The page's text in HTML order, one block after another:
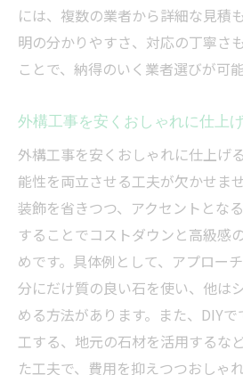
には、複数の業者から詳細な見積
明の分かりやすさ、対応の丁寧さ
ことで、納得のいく業者選びが可能
外構工事を安くおしゃれに仕上
外構工事を安くおしゃれに仕上げ
能性を両立させる工夫が欠かせま
装飾を省きつつ、アクセントとな
することでコストダウンと高級感
めです。具体例として、アプロー
分にだけ質の良い石を使い、他は
める方法があります。また、DIY
工する、地元の石材を活用するな
た工夫で、費用を抑えつつおしゃ